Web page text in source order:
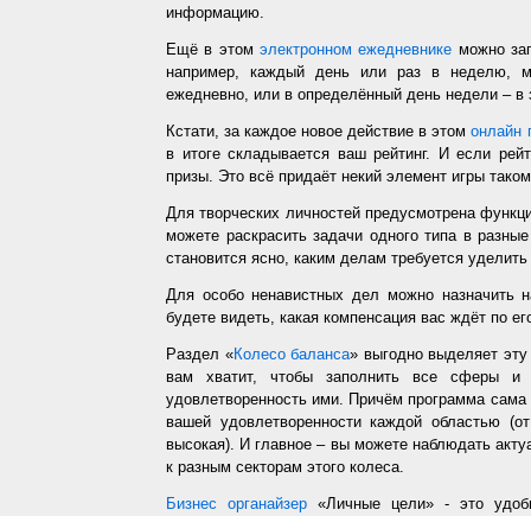
информацию.
Ещё в этомэлектронном ежедневнике можно
например, каждый день или раз в неделю,
ежедневно, или в определённый день недели – в
Кстати, за каждое новое действие в этомонлайн
в итоге складывается ваш рейтинг. И если
призы. Это всё придаёт некий элемент игры
Для творческих личностей предусмотрена
можете раскрасить задачи одного типа в
становится ясно, каким делам требуется
Для особо ненавистных дел можно назначить
будете видеть, какая компенсация вас ждёт по
Раздел «Колесо баланса» выгодно выделяет
вам хватит, чтобы заполнить все сферы и
удовлетворенность ими. Причём программа
вашей удовлетворенности каждой областью
высокая). И главное – вы можете наблюдать
к разным секторам этого колеса.
Бизнес органайзер «Личные цели» - это